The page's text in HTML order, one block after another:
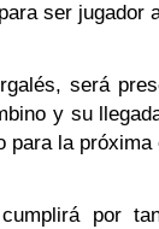
ser jugador
será
y su
para la próxima
por